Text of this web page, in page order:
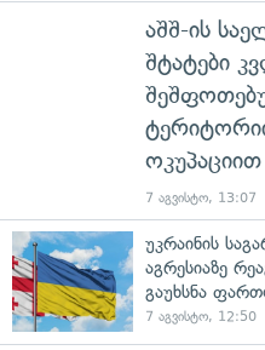
აშშ-ის
შტატები
ოკუპაციით
7 აგვისტო, 13:07
უკრაინის
აგრესიაზე
გაუხსნა
7 აგვისტო, 12:50